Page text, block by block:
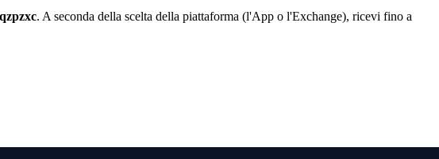
. A seconda della scelta della piattaforma (l'App o l'Exchange), ricevi fino a